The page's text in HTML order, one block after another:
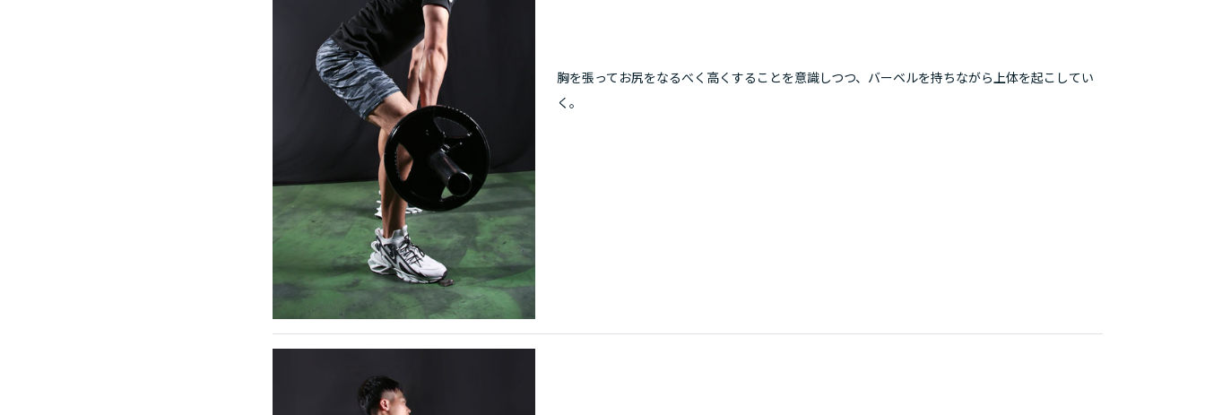
胸を張ってお尻をなるべく高くすることを意識しつつ、バーベルを持ちながら上体を起こしてい
く。